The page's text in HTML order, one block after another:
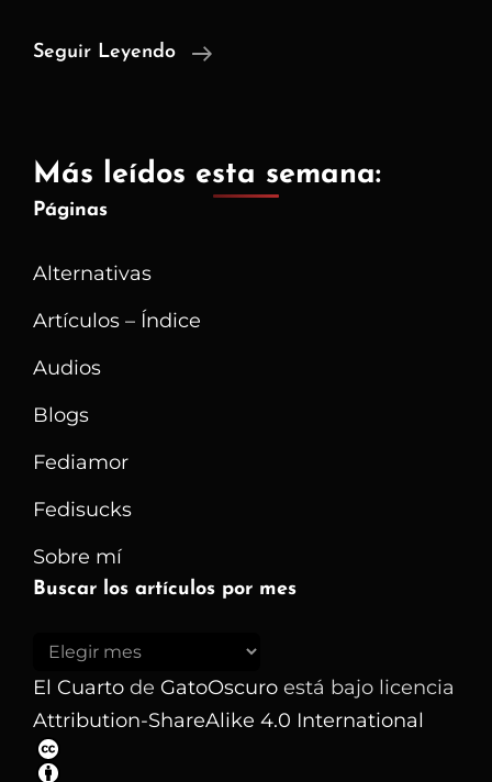
Seguir Leyendo
La
Tecnología
Más leídos esta semana:
Páginas
Alternativas
Artículos – Índice
Audios
Blogs
Fediamor
Fedisucks
Sobre mí
Buscar los artículos por mes
Buscar
los
artículos
por
El Cuarto de GatoOscuro está bajo licencia
Attribution-ShareAlike 4.0 International